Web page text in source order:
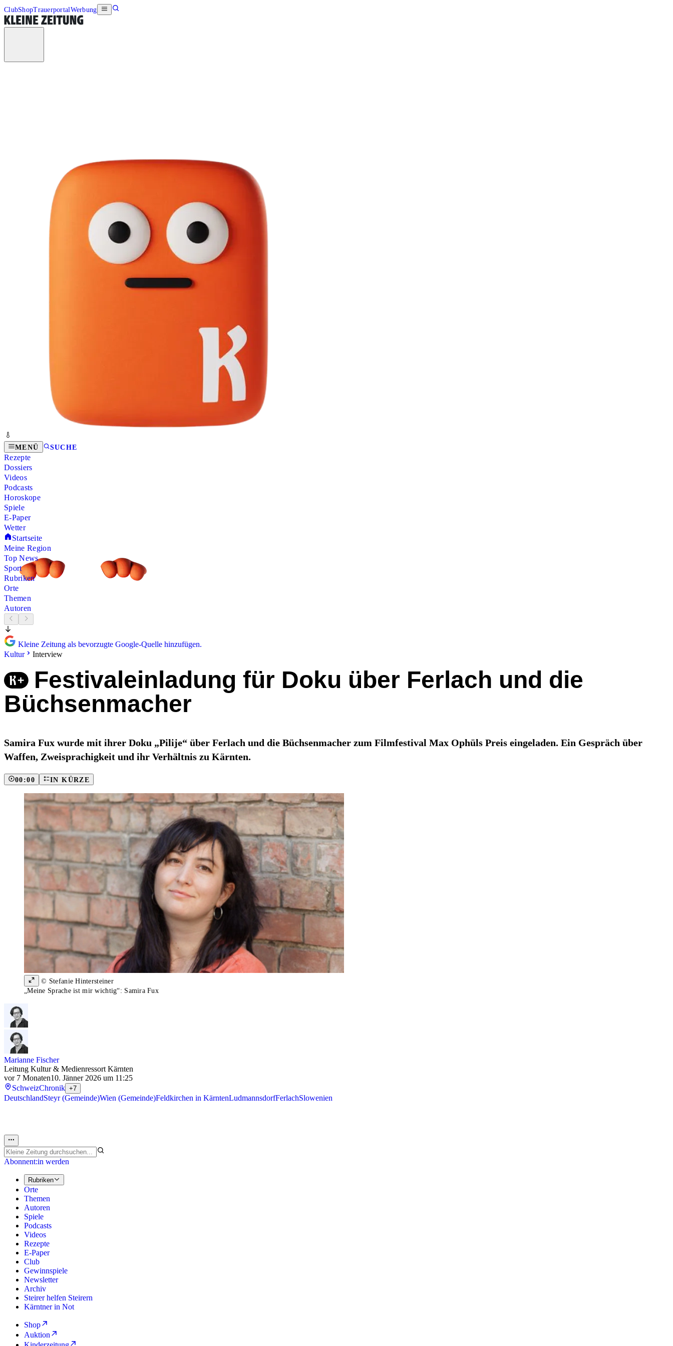
ClubShopTrauerportalWerbung
MENÜ SUCHE
Rezepte
Dossiers
Videos
Podcasts
Horoskope
Spiele
E-Paper
Wetter
Startseite
Meine Region
Top News
Sport
Rubriken
Orte
Themen
Autoren
Kleine Zeitung als bevorzugte Google-Quelle hinzufügen.
Kultur
Interview
Festivaleinladung für Doku über Ferlach und die
Büchsenmacher
Samira Fux wurde mit ihrer Doku „Pilije“ über Ferlach und die Büchsenmacher zum Filmfestival Max Ophüls Preis eingeladen. Ein Gespräch über
Waffen, Zweisprachigkeit und ihr Verhältnis zu Kärnten.
00:00 IN KÜRZE
© Stefanie Hintersteiner
„Meine Sprache ist mir wichtig“: Samira Fux
Marianne Fischer
Leitung Kultur & Medienressort Kärnten
vor 7 Monaten10. Jänner 2026 um 11:25
SchweizChronik +7
DeutschlandSteyr (Gemeinde)Wien (Gemeinde)Feldkirchen in KärntenLudmannsdorfFerlachSlowenien
Abonnent:in werden
Rubriken
Orte
Themen
Autoren
Spiele
Podcasts
Videos
Rezepte
E-Paper
Club
Gewinnspiele
Newsletter
Archiv
Steirer helfen Steirern
Kärntner in Not
Shop
Auktion